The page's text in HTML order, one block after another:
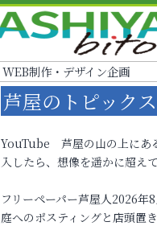
WEB制作・デザイン企画
芦屋のトピックス
YouTube 芦屋の山の上にあ
入したら、想像を遥かに超え
フリーペーパー芦屋人2026年
庭へのポスティングと店頭置